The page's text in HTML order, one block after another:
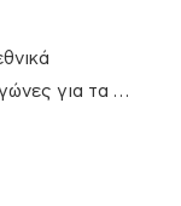
για τα …